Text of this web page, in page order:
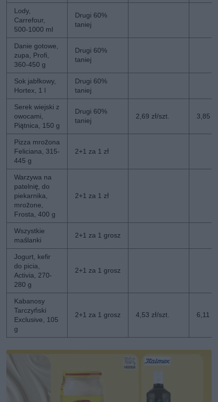
Lody,
Carrefour,
500-1000 ml
Drugi 60%
taniej
Danie gotowe,
zupa, Profi,
360-450 g
Drugi 60%
taniej
Sok jabłkowy,
Hortex, 1 l
Drugi 60%
taniej
Serek wiejski z
owocami,
Piątnica, 150 g
Drugi 60%
taniej
2,69 zł/szt. 3,85
Pizza mrożona
Feliciana, 315-
445 g
2+1 za 1 zł
Warzywa na
patelnię, do
piekarnika,
mrożone,
Frosta, 400 g
2+1 za 1 zł
Wszystkie
maślanki
2+1 za 1 grosz
Jogurt, kefir
do picia,
Activia, 270-
280 g
2+1 za 1 grosz
Kabanosy
Tarczyński
Exclusive, 105
g
2+1 za 1 grosz 4,53 zł/szt. 6,11